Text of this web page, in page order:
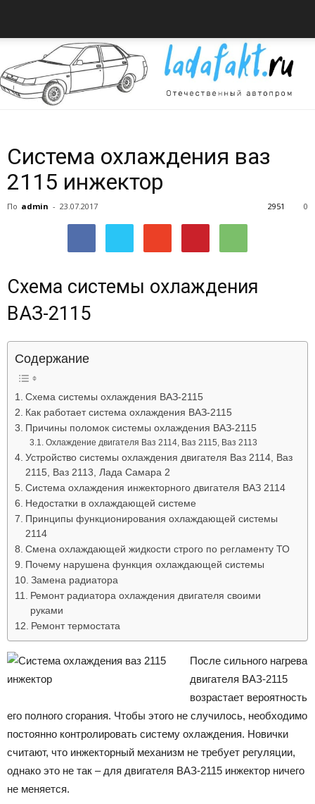
ВАЗ
Система охлаждения ваз
2115 инжектор
По admin - 23.07.2017 0
2951
Схема системы охлаждения
ВАЗ-2115
Содержание
Схема системы охлаждения ВАЗ-2115
Как работает система охлаждения ВАЗ-2115
Причины поломок системы охлаждения ВАЗ-2115
Охлаждение двигателя Ваз 2114, Ваз 2115, Ваз 2113
Устройство системы охлаждения двигателя Ваз 2114, Ваз
2115, Ваз 2113, Лада Самара 2
Система охлаждения инжекторного двигателя ВАЗ 2114
Недостатки в охлаждающей системе
Принципы функционирования охлаждающей системы
2114
Смена охлаждающей жидкости строго по регламенту ТО
Почему нарушена функция охлаждающей системы
Замена радиатора
Ремонт радиатора охлаждения двигателя своими
руками
Ремонт термостата
После сильного нагрева
двигателя ВАЗ-2115
возрастает вероятность
его полного сгорания. Чтобы этого не случилось, необходимо
постоянно контролировать систему охлаждения. Новички
считают, что инжекторный механизм не требует регуляции,
однако это не так – для двигателя ВАЗ-2115 инжектор ничего
не меняется.